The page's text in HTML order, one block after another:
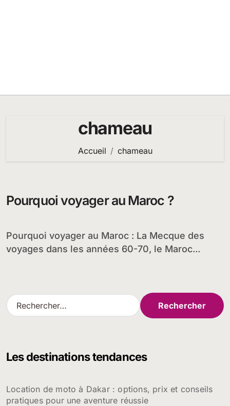
chameau
Accueil chameau
Pourquoi voyager au Maroc ?
Pourquoi voyager au Maroc : La Mecque des
voyages dans les années 60-70, le Maroc...
R
e
r
e
r
Les destinations tendances
Location de moto à Dakar : options, prix et conseils
pratiques pour une aventure réussie